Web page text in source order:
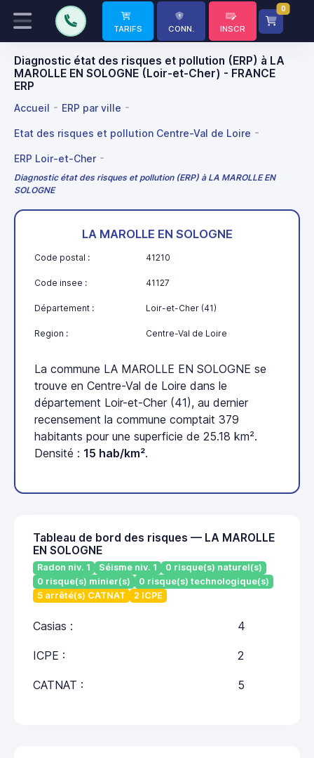
TARIFS CONN. INSCR
0
Diagnostic état des risques et pollution (ERP) à LA
MAROLLE EN SOLOGNE (Loir-et-Cher) - FRANCE
ERP
Accueil ERP par ville
Etat des risques et pollution Centre-Val de Loire
ERP Loir-et-Cher
Diagnostic état des risques et pollution (ERP) à LA MAROLLE EN
SOLOGNE
LA MAROLLE EN SOLOGNE
Code postal : 41210
Code insee : 41127
Département : Loir-et-Cher (41)
Region : Centre-Val de Loire
La commune LA MAROLLE EN SOLOGNE se
trouve en Centre-Val de Loire dans le
département Loir-et-Cher (41), au dernier
recensement la commune comptait 379
habitants pour une superficie de 25.18 km².
Densité : 15 hab/km².
Tableau de bord des risques — LA MAROLLE
EN SOLOGNE
Radon niv. 1 Séisme niv. 1
0 risque(s) naturel(s)
0 risque(s) minier(s)
0 risque(s) technologique(s)
5 arrêté(s) CATNAT
2 ICPE
Casias : 4
ICPE : 2
CATNAT : 5